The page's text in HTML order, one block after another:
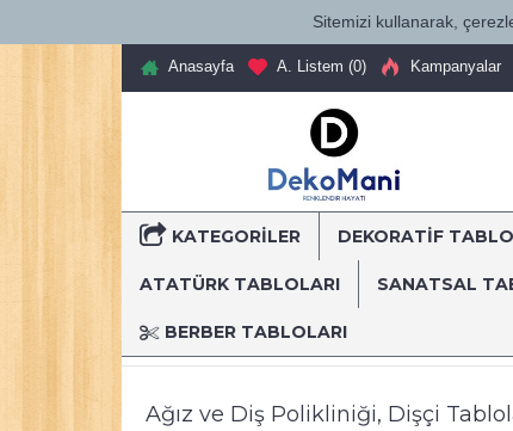
Sitemizi kullanarak,
Anasayfa A. Listem (0) Kampanyalar
KATEGORILER DEKORATİF
ATATÜRK TABLOLARI SANATSAL
BERBER TABLOLARI
Anasayfa Dekoratif Kanvas Tablolar
Ağız ve Diş Polikliniği, Dişçi